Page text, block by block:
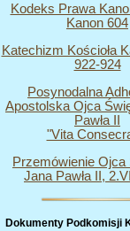
Kodeks Prawa
Kanon 604
Katechizm Kościoła
922-924
Posynodalna
Apostolska Ojca
Pawła II
"Vita
Przemówienie Ojca
Jana Pawła II,
Dokumenty Podkomisji